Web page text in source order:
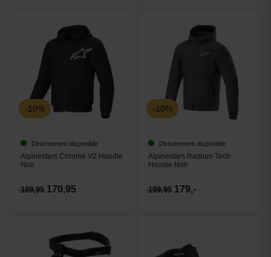
-10%
Directement disponible
Alpinestars Chrome V2 Hoodie
Noir
189,95 170,95
-10%
Directement disponible
Alpinestars Radium Tech
Hoodie Noir
199,95 179,-